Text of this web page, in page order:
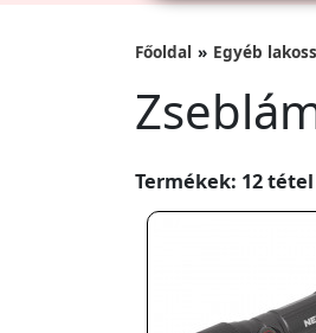
Főoldal Egyéb
Termékek: 12 tétel